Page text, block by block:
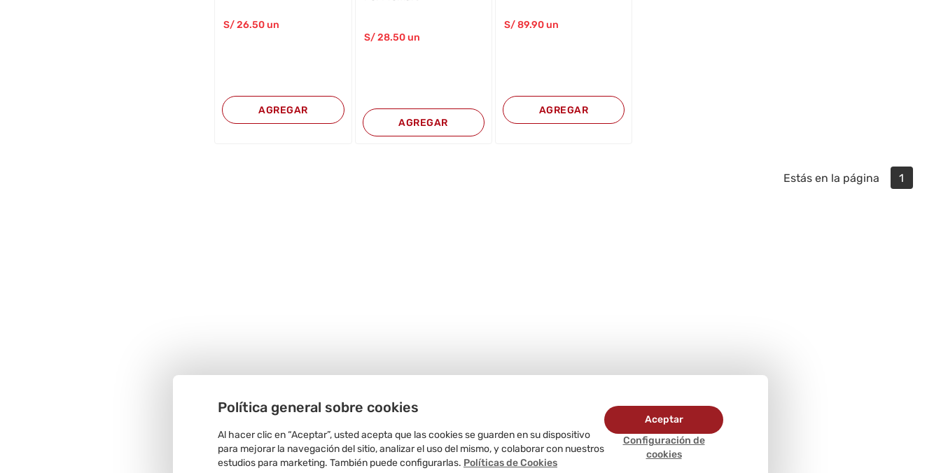
S/26.50un
AGREGAR
S/28.50 un
AGREGAR
S/89.90un
AGREGAR
Estás en la página 1
Política general sobre cookies
Al hacer clic en “Aceptar”, usted acepta que las cookies se guarden en su dispositivo
para mejorar la navegación del sitio, analizar el uso del mismo, y colaborar con nuestros
estudios para marketing. También puede configurarlas. Políticas de Cookies
Configuración de
cookies
Aceptar